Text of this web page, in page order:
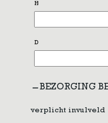
H
D
BEZORGING
verplicht invulveld